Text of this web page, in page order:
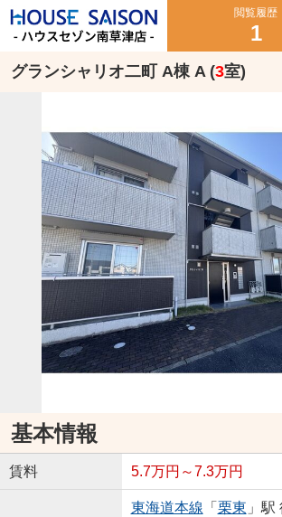
閲覧履歴
1
グランシャリオ二町 A棟 A (3室)
基本情報
賃料 5.7万円～7.3万円
東海道本線 「 栗東 」駅